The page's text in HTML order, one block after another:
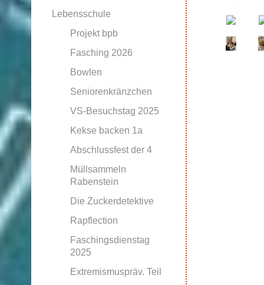
Lebensschule
Projekt bpb
Fasching 2026
Bowlen
Seniorenkränzchen
VS-Besuchstag 2025
Kekse backen 1a
Abschlussfest der 4
Müllsammeln
Rabenstein
Die Zuckerdetektive
Rapflection
Faschingsdienstag
2025
Extremismuspräv. Teil